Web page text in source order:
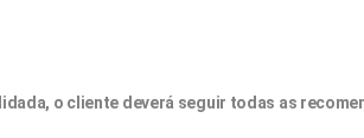
o cliente deverá seguir todas as